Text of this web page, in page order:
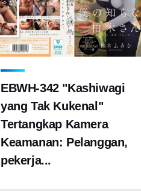
EBWH-342 "Kashiwagi
yang Tak Kukenal"
Tertangkap Kamera
Keamanan: Pelanggan,
pekerja...